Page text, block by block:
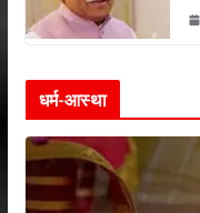
धर्म-आस्था